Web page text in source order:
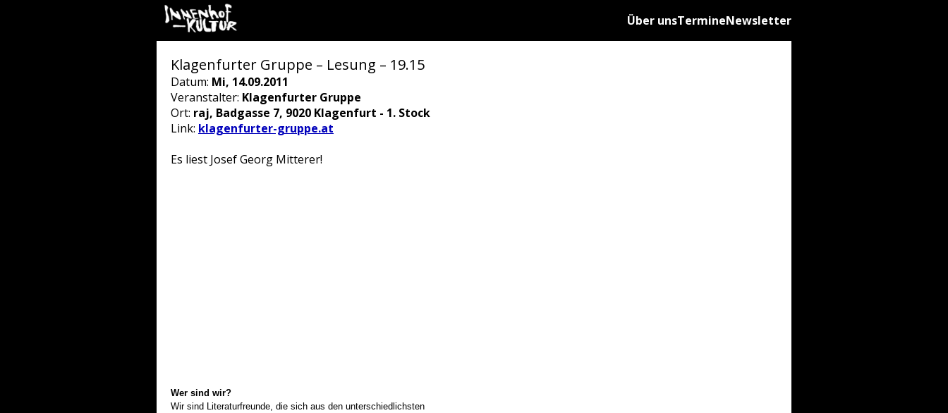
Über unsTermineNewsletter
Klagenfurter Gruppe – Lesung – 19.15
Datum: Mi, 14.09.2011
Veranstalter: Klagenfurter Gruppe
Ort: raj, Badgasse 7, 9020 Klagenfurt - 1. Stock
Link: klagenfurter-gruppe.at
Es liest Josef Georg Mitterer!
Wer sind wir?
Wir sind Literaturfreunde, die sich aus den unterschiedlichsten